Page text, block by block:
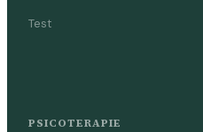
Test
PSICOTERAPIE